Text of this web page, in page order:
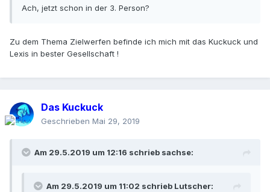
Ach, jetzt schon in der 3. Person?
Zu dem Thema Zielwerfen befinde ich mich mit das Kuckuck und
Lexis in bester Gesellschaft !
Das Kuckuck
Geschrieben Mai 29, 2019
Am 29.5.2019 um 12:16 schrieb sachse:
Am 29.5.2019 um 11:02 schrieb Lutscher: